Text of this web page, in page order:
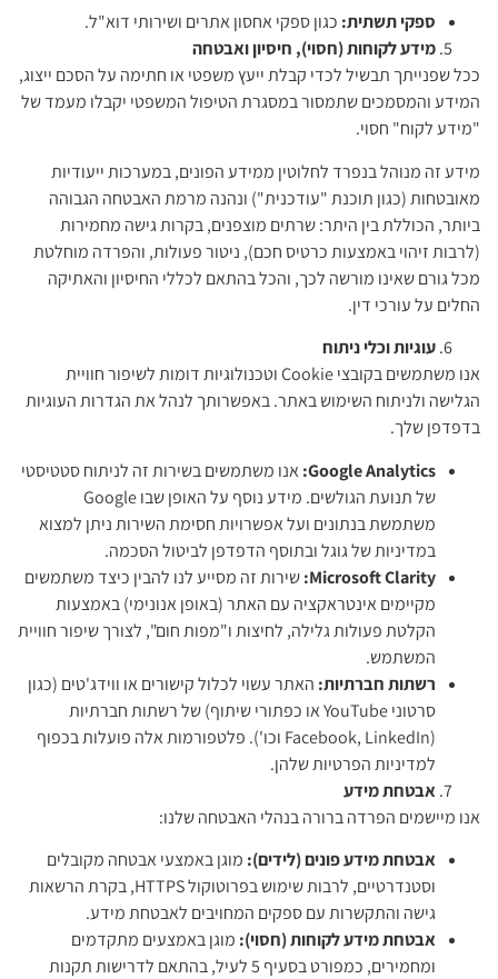
ספקי תשתית: כגון ספקי אחסון אתרים ושירותי דוא"ל.
מידע לקוחות (חסוי), חיסיון ואבטחה
ככל שפנייתך תבשיל לכדי קבלת ייעץ משפטי או חתימה על הסכם ייצוג,
המידע והמסמכים שתמסור במסגרת הטיפול המשפטי יקבלו מעמד של
"מידע לקוח" חסוי.
מידע זה מנוהל בנפרד לחלוטין ממידע הפונים, במערכות ייעודיות
מאובטחות (כגון תוכנת "עודכנית") ונהנה מרמת האבטחה הגבוהה
ביותר, הכוללת בין היתר: שרתים מוצפנים, בקרות גישה מחמירות
(לרבות זיהוי באמצעות כרטיס חכם), ניטור פעולות, והפרדה מוחלטת
מכל גורם שאינו מורשה לכך, והכל בהתאם לכללי החיסיון והאתיקה
החלים על עורכי דין.
עוגיות וכלי ניתוח
אנו משתמשים בקובצי Cookie וטכנולוגיות דומות לשיפור חוויית
הגלישה ולניתוח השימוש באתר. באפשרותך לנהל את הגדרות העוגיות
בדפדפן שלך.
Google Analytics: אנו משתמשים בשירות זה לניתוח סטטיסטי
של תנועת הגולשים. מידע נוסף על האופן שבו Google
משתמשת בנתונים ועל אפשרויות חסימת השירות ניתן למצוא
במדיניות של גוגל ובתוסף הדפדפן לביטול הסכמה.
Microsoft Clarity: שירות זה מסייע לנו להבין כיצד משתמשים
מקיימים אינטראקציה עם האתר (באופן אנונימי) באמצעות
הקלטת פעולות גלילה, לחיצות ו"מפות חום", לצורך שיפור חוויית
המשתמש.
רשתות חברתיות: האתר עשוי לכלול קישורים או ווידג'טים (כגון
סרטוני YouTube או כפתורי שיתוף) של רשתות חברתיות
(Facebook, LinkedIn וכו'). פלטפורמות אלה פועלות בכפוף
למדיניות הפרטיות שלהן.
אבטחת מידע
אנו מיישמים הפרדה ברורה בנהלי האבטחה שלנו:
אבטחת מידע פונים (לידים): מוגן באמצעי אבטחה מקובלים
וסטנדרטיים, לרבות שימוש בפרוטוקול HTTPS, בקרת הרשאות
גישה והתקשרות עם ספקים המחויבים לאבטחת מידע.
אבטחת מידע לקוחות (חסוי): מוגן באמצעים מתקדמים
ומחמירים, כמפורט בסעיף 5 לעיל, בהתאם לדרישות תקנות